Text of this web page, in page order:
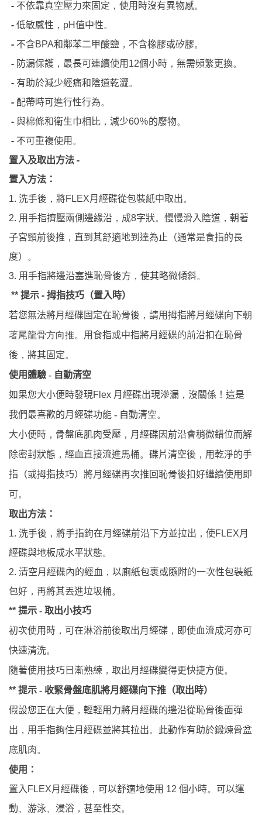
- 不依靠真空壓力來固定 ， 使用時沒有異物感。
-低敏感性 ， pH值中性。
- 不含BPA和鄰苯二甲酸鹽 ， 不含橡膠或矽膠。
- 防漏保護 ， 最長可連續使用12個小時 ， 無需頻繁更換。
- 有助於減少經痛和陰道乾澀。
-配帶時可進行性行為。
-與棉條和衛生巾相比 ， 減少60％的廢物。
- 不可重複使用。
置入及取出方法 -
置入方法：
1. 洗手後 ， 將FLEX月經碟從包裝紙中取出。
2. 用手指擠壓兩側邊緣沿 ， 成8字狀。 慢慢滑入陰道 ， 朝著
子宮頸前後推 ， 直到其舒適地到達為止（通常是食指的長
度）
。
3. 用手指將邊沿塞進恥骨後方 ， 使其略微傾斜。
** 提示-拇指技巧（置入時）
若您無法將月經碟固定在恥骨後 ， 請用拇指將月經碟向下朝
著尾龍骨方向推。 用食指或中指將月經碟的前沿扣在恥骨
後 ， 將其固定。
使用體驗 - 自動清空
如果您大小便時發現Flex 月經碟出現滲漏 ， 沒關係！這是
我們最喜歡的月經碟功能 - 自動清空。
大小便時 ， 骨盤底肌肉受壓 ， 月經碟因前沿會稍微錯位而解
除密封狀態 ， 經血直接流進馬桶。 碟片清空後 ， 用乾淨的手
指（或拇指技巧）將月經碟再次推回恥骨後扣好繼續使用即
可。
取出方法：
1. 洗手後 ， 將手指鉤在月經碟前沿下方並拉出 ， 使FLEX月
經碟與地板成水平狀態。
2. 清空月經碟內的經血 ， 以廁紙包裹或隨附的一次性包裝紙
包好 ， 再將其丟進垃圾桶。
** 提示 - 取出小技巧
初次使用時 ， 可在淋浴前後取出月經碟 ， 即使血流成河亦可
快速清洗。
隨著使用技巧日漸熟練 ， 取出月經碟變得更快捷方便。
** 提示 - 收緊骨盤底肌將月經碟向下推（取出時）
假設您正在大便 ， 輕輕用力將月經碟的邊沿從恥骨後面彈
出 ， 用手指鉤住月經碟並將其拉出。
此動作有助於鍛煉骨盆
底肌肉。
使用：
置入FLEX月經碟後 ， 可以舒適地使用 12 個小時。 可以運
動
游泳 浸浴 ， 甚至性交。